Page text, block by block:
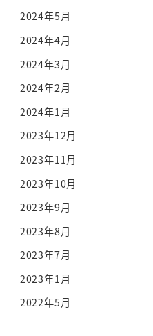
2024年5月
2024年4月
2024年3月
2024年2月
2024年1月
2023年12月
2023年11月
2023年10月
2023年9月
2023年8月
2023年7月
2023年1月
2022年5月